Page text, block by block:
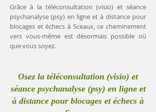
Grâce à la téléconsultation (visio) et séance
psychanalyse (psy) en ligne et à distance pour
blocages et échecs à Sceaux, ce cheminement
vers vous-même est désormais possible où
que vous soyez.
Osez la téléconsultation (visio) et
séance psychanalyse (psy) en ligne et
à distance pour blocages et échecs à